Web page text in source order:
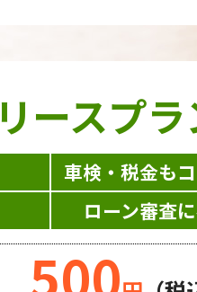
リースプラ
車検・税金も
ローン審査
500